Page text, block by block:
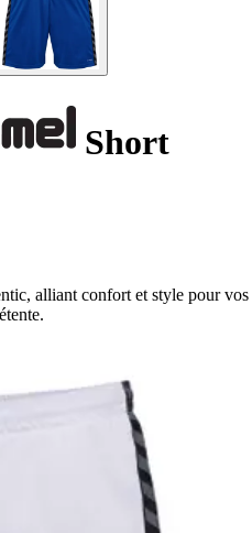
Short
alliant confort et style pour vos